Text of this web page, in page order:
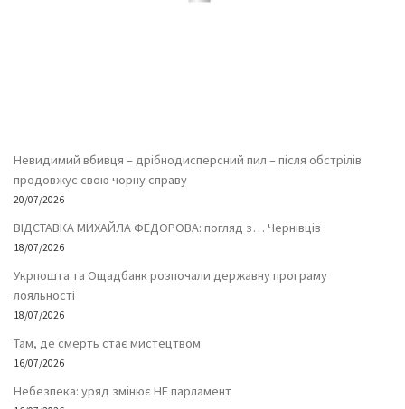
Невидимий вбивця – дрібнодисперсний пил – після обстрілів
продовжує свою чорну справу
20/07/2026
ВІДСТАВКА МИХАЙЛА ФЕДОРОВА: погляд з… Чернівців
18/07/2026
Укрпошта та Ощадбанк розпочали державну програму
лояльності
18/07/2026
Там, де смерть стає мистецтвом
16/07/2026
Небезпека: уряд змінює НЕ парламент